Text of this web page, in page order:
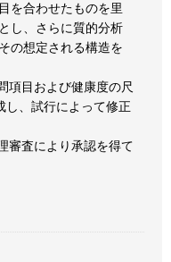
を合わせたものを里
し、さらに質的分析
の想定される構造を
項目および健康度の尺
し、試行によって修正
審査により承認を得て